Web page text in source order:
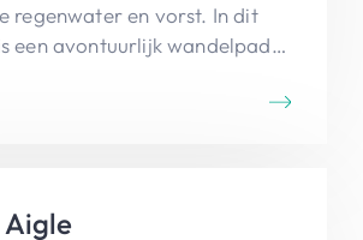
regenwater en vorst. In dit
een avontuurlijk wandelpad